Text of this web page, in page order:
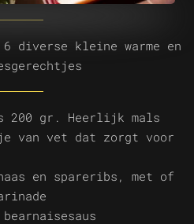
diverse kleine warme en
200 gr. Heerlijk mals
van vet dat zorgt voor
en spareribs, met of